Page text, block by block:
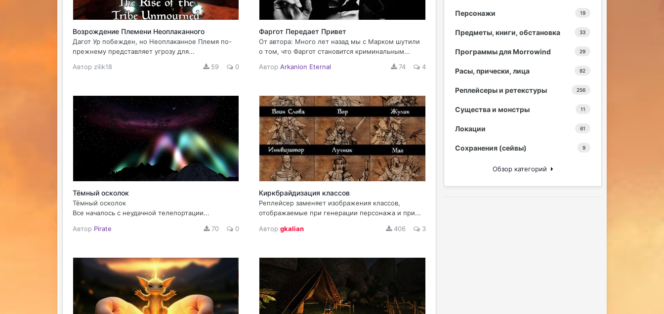
Возрождение Племени Неоплаканного
Дагот Ур побежден, но Неоплаканное Племя по-
прежнему представляет угрозу для...
Автор zilik18 59 0
Фаргот Передает Привет
От автора: Много лет назад мы с Марком шутили
о том, что Фаргот становится криминальным...
АвторArkanion Eternal 74 4
Тёмный осколок
Тёмный осколок
Все началось с неудачной телепортации...
Автор Pirate 70 0
Киркбрайдизация классов
Реплейсер заменяет изображения классов,
отображаемые при генерации персонажа и при...
Авторgkalian 406 3
19
Персонажи
33
Предметы, книги, обстановка
29
Программы для Morrowind
82
Расы, прически, лица
256
Реплейсеры и ретекстуры
11
Существа и монстры
61
Локации
9
Сохранения (сейвы)
Обзор категорий